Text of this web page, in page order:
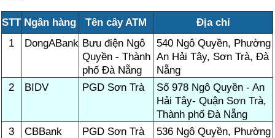
STT Ngân hàng Tên cây ATM
Địa chỉ
1
DongABank Bưu điện Ngô
Quyền - Thành
phố Đà Nẵng
540 Ngô Quyền, Phường
An Hải Tây, Sơn Trà, Đà
Nẵng
2
BIDV PGD Sơn Trà
Số 978 Ngô Quyền - An
Hải Tây- Quận Sơn Trà,
Thành phố Đà Nẵng
3
CBBank PGD Sơn Trà
536 Ngô Quyền, Phường